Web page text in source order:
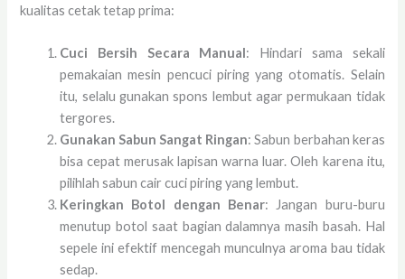
kualitas cetak tetap prima:
Cuci Bersih Secara Manual: Hindari sama sekali
pemakaian mesin pencuci piring yang otomatis. Selain
itu, selalu gunakan spons lembut agar permukaan tidak
tergores.
Gunakan Sabun Sangat Ringan: Sabun berbahan keras
bisa cepat merusak lapisan warna luar. Oleh karena itu,
pilihlah sabun cair cuci piring yang lembut.
Keringkan Botol dengan Benar: Jangan buru-buru
menutup botol saat bagian dalamnya masih basah. Hal
sepele ini efektif mencegah munculnya aroma bau tidak
sedap.